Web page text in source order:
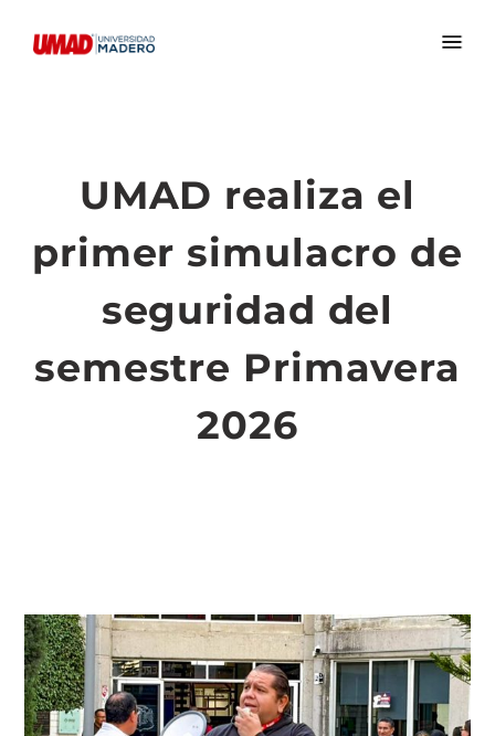
UMAD realiza el
primer simulacro de
seguridad del
semestre Primavera
2026